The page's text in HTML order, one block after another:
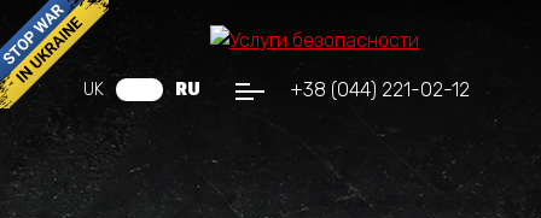
+38 (044) 221-02-12
UK RU